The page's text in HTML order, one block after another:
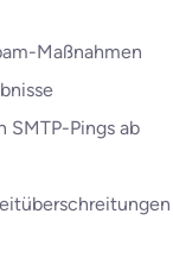
Maßnahmen
Pings ab